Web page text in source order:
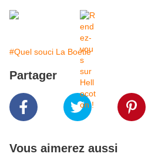
#Quel souci La Boétie
Partager
Vous aimerez aussi